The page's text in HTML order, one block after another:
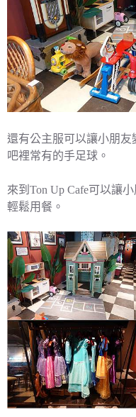
還有公主服可以讓小朋
吧裡常有的手足球。
來到Ton Up Cafe可以讓
輕鬆用餐。